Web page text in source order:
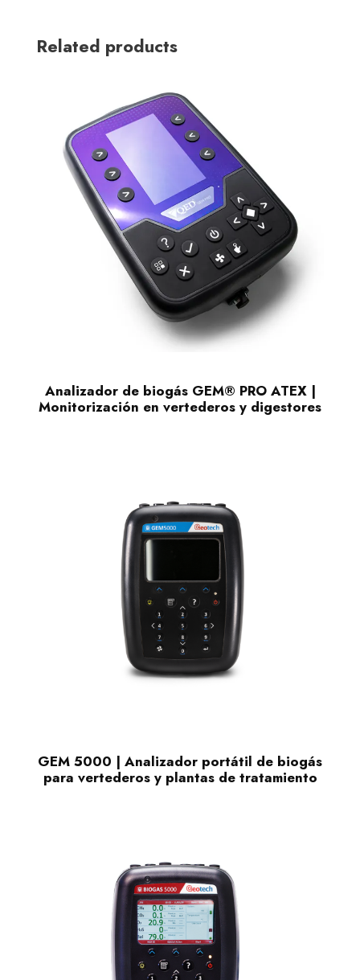
Related products
Analizador de biogás GEM® PRO ATEX |
Monitorización en vertederos y digestores
GEM 5000 | Analizador portátil de biogás
para vertederos y plantas de tratamiento